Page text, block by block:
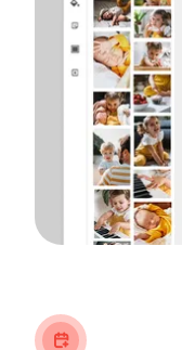
calendar_plus